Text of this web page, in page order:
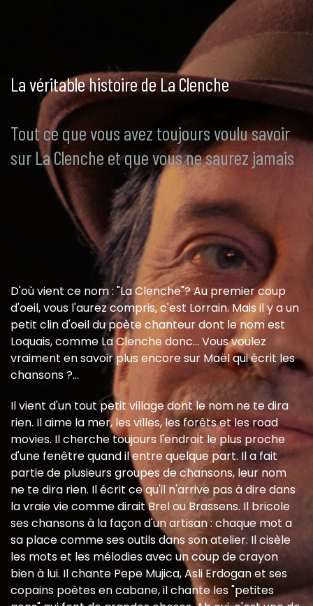
La véritable histoire de La Clenche
Tout ce que vous avez toujours voulu savoir
sur La Clenche et que vous ne saurez jamais
D'où vient ce nom : "La Clenche"? Au premier coup
d'oeil, vous l'aurez compris, c'est Lorrain. Mais il y a un
petit clin d'oeil du poète chanteur dont le nom est
Loquais, comme La Clenche donc... Vous voulez
vraiment en savoir plus encore sur Maël qui écrit les
chansons ?...
Il vient d'un tout petit village dont le nom ne te dira
rien. Il aime la mer, les villes, les forêts et les road
movies. Il cherche toujours l'endroit le plus proche
d'une fenêtre quand il entre quelque part. Il a fait
partie de plusieurs groupes de chansons, leur nom
ne te dira rien. Il écrit ce qu'il n'arrive pas à dire dans
la vraie vie comme dirait Brel ou Brassens. Il bricole
ses chansons à la façon d'un artisan : chaque mot a
sa place comme ses outils dans son atelier. Il cisèle
les mots et les mélodies avec un coup de crayon
bien à lui. Il chante Pepe Mujica, Asli Erdogan et ses
copains poètes en cabane, il chante les "petites